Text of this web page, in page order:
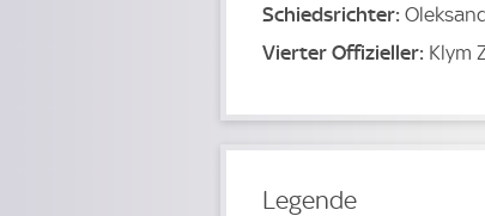
Schiedsrichter:
Vierter Offizieller: Klym
Legende